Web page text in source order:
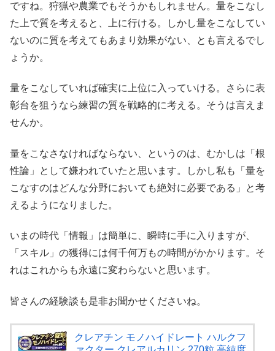
ですね。狩猟や農業でもそうかもしれません。量をこなし
た上で質を考えると、上に行ける。しかし量をこなしてい
ないのに質を考えてもあまり効果がない、とも言えるでし
ょうか。
量をこなしていれば確実に上位に入っていける。さらに表
彰台を狙うなら練習の質を戦略的に考える。そうは言えま
せんか。
量をこなさなければならない、というのは、むかしは「根
性論」として嫌われていたと思います。しかし私も「量を
こなすのはどんな分野においても絶対に必要である」と考
えるようになりました。
いまの時代「情報」は簡単に、瞬時に手に入りますが、
「スキル」の獲得には何千何万もの時間がかかります。そ
れはこれからも永遠に変わらないと思います。
皆さんの経験談も是非お聞かせくださいね。
クレアチン モノハイドレート ハルクフ